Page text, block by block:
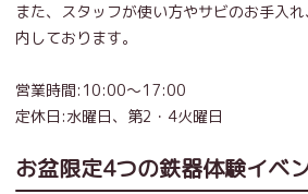
また、スタッフが使い方やサビのお手入
内しております。
営業時間:10:00～17:00
定休日:水曜日、第2・4火曜日
お盆限定4つの鉄器体験イ